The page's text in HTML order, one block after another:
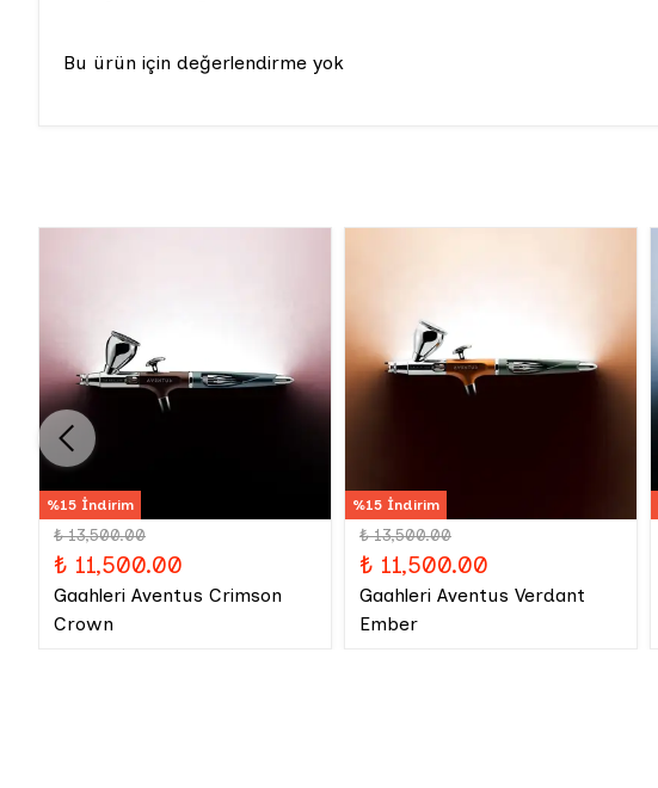
Bu ürün için değerlendirme yok
%15 İndirim
₺ 13,500.00
₺ 11,500.00
Gaahleri Aventus Crimson
Crown
%15 İndirim
₺ 13,500.00
₺ 11,500.00
Gaahleri Aventus Verdant
Ember